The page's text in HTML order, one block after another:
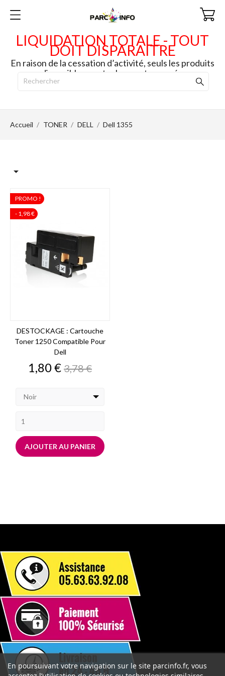
LIQUIDATION TOTALE - TOUT
DOIT DISPARAITRE
En raison de la cessation d’activité, seuls les produits
disponibles en stock seront envoyés.
Accueil TONER DELL Dell 1355

DESTOCKAGE : Cartouche
Toner 1250 Compatible Pour
Dell
Prix
1,80 €Prix
de
3,78 €
Noir
AJOUTER AU PANIER
PROMO !
- 1,98 €
En poursuivant votre navigation sur le site parcinfo.fr, vous